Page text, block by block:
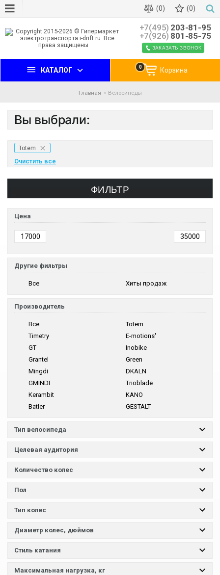
(0) (0)
+7(495) 203-81-95
+7(926) 801-85-75
ЗАКАЗАТЬ ЗВОНОК
КАТАЛОГ Корзина
0
Главная Велосипеды
Вы выбрали:
Totem
Очистить все
ФИЛЬТР
Цена
Другие фильтры
Все Хиты продаж
Производитель
Все
Timetry
E-motions'
Totem
GT
Inobike
Grantel
Green
Mingdi
DKALN
GMINDI
Trioblade
Kerambit
KANO
Batler
GESTALT
Тип велосипеда
Целевая аудитория
Количество колес
Пол
Тип колес
Диаметр колес, дюймов
Стиль катания
Максимальная нагрузка, кг